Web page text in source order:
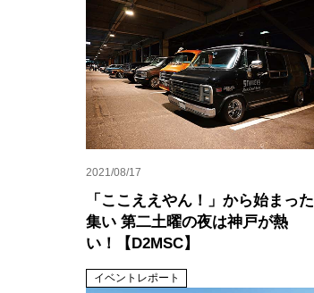
2021/08/17
「ここええやん！」から始まった
集い 第二土曜の夜は神戸が熱
い！【D2MSC】
イベントレポート